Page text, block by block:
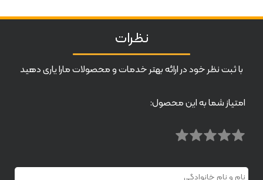
نظرات
با ثبت نظر خود در ارائه بهتر خدمات و محصولات مارا یاری دهید
امتیاز شما به این محصول: